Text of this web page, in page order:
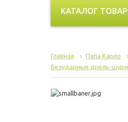
КАТАЛОГ
Главная Папа Карло
Безударные дрель-